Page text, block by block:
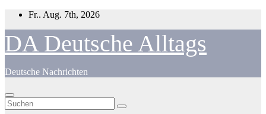
Zum
springen
Fr.. Aug. 7th, 2026
DA Deutsche Alltags
Deutsche Nachrichten